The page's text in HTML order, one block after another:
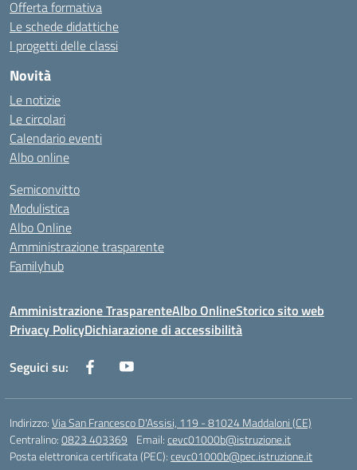
Offerta formativa
Le schede didattiche
I progetti delle classi
Novità
Le notizie
Le circolari
Calendario eventi
Albo online
Semiconvitto
Modulistica
Albo Online
Amministrazione trasparente
Familyhub
Amministrazione TrasparenteAlbo OnlineStorico sito web
Privacy PolicyDichiarazione di accessibilità
Seguici su:
Indirizzo:Via San Francesco D'Assisi, 119 - 81024 Maddaloni (CE)
Centralino:0823 403369 Email:cevc01000b@istruzione.it
Posta elettronica certificata (PEC):cevc01000b@pec.istruzione.it